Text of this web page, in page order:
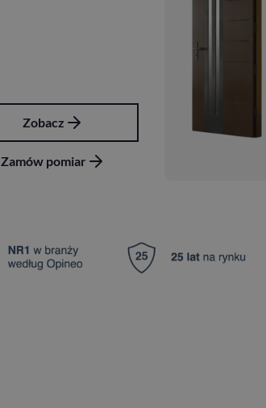
Zobacz
Zamów pomiar